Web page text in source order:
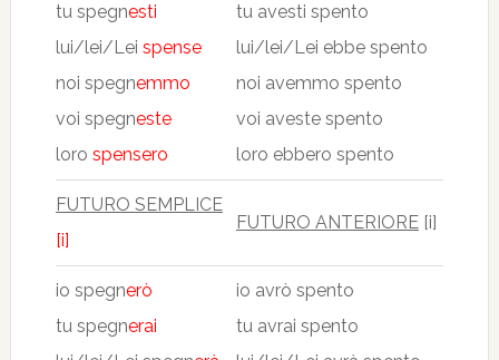
tu spegnesti
lui/lei/Lei spense
noi spegnemmo
voi spegneste
loro spensero
tu avesti spento
lui/lei/Lei ebbe spento
noi avemmo spento
voi aveste spento
loro ebbero spento
FUTURO SEMPLICE
[i]
FUTURO ANTERIORE[i]
io spegnerò
tu spegnerai
io avrò spento
tu avrai spento